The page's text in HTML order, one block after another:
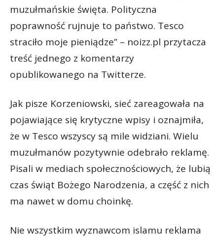
muzułmańskie święta. Polityczna
poprawność rujnuje to państwo. Tesco
straciło moje pieniądze” – noizz.pl przytacza
treść jednego z komentarzy
opublikowanego na Twitterze.
Jak pisze Korzeniowski, sieć zareagowała na
pojawiające się krytyczne wpisy i oznajmiła,
że w Tesco wszyscy są mile widziani. Wielu
muzułmanów pozytywnie odebrało reklamę.
Pisali w mediach społecznościowych, że lubią
czas świąt Bożego Narodzenia, a część z nich
ma nawet w domu choinkę.
Nie wszystkim wyznawcom islamu reklama